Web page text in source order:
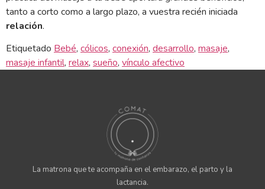
tanto a corto como a largo plazo, a vuestra recién iniciada
relación.
Etiquetado Bebé, cólicos, conexión, desarrollo, masaje,
masaje infantil, relax, sueño, vínculo afectivo
La matrona que te acompaña en el embarazo, el parto y la
lactancia.